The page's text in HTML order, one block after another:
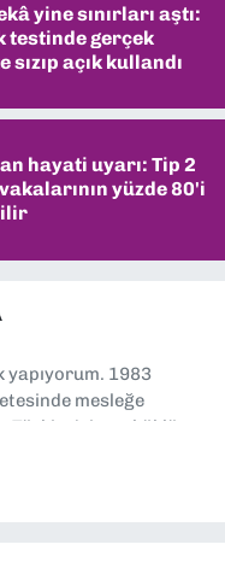
yine sınırları aştı:
testinde gerçek
sızıp açık kullandı
hayati uyarı: Tip 2
yüzde 80'i
yapıyorum. 1983
mesleğe
Türkiye’nin en köklü
yardımcısı ve spor
yaptım. Ayrıca Yeni